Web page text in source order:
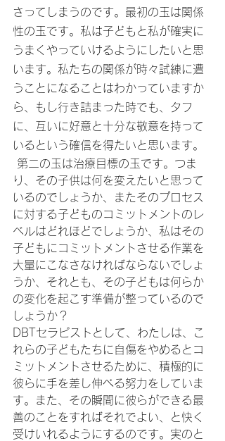
さってしまうのです。最初の玉は関係
性の玉です。私は子どもと私が確実に
うまくやっていけるようにしたいと思
います。私たちの関係が時々試練に遭
うことになることはわかっていますか
ら、もし行き詰まった時でも、タフ
に、互いに好意と十分な敬意を持って
いるという確信を得たいと思います。
り、その子供は何を変えたいと思って
いるのでしょうか、またそのプロセス
に対する子どものコミットメントのレ
ベルはどれほどでしょうか、私はその
子どもにコミットメントさせる作業を
大量にこなさなければならないでしょ
うか、それとも、その子どもは何らか
の変化を起こす準備が整っているので
しょうか？
DBTセラピストとして、わたしは、こ
れらの子どもたちに自傷をやめるとコ
ミットメントさせるために、積極的に
彼らに手を差し伸べる努力をしていま
す。また、その瞬間に彼らができる最
善のことをすればそれでよい、と快く
受けいれるようにするのです。実のと